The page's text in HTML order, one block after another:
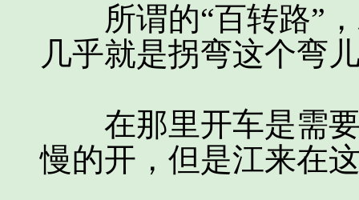
所谓的“百转路”，
几乎就是拐弯这个弯
在那里开车是需要
慢的开，但是江来在